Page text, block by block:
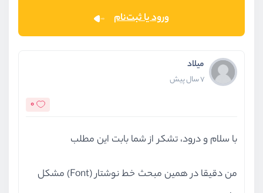
ورود یا ثبت‌نام
میلاد
7 سال پیش
0
با سلام و درود، تشکر از شما بابت این مطلب
من دقیقا در همین مبحث خط نوشتار (Font) مشکل